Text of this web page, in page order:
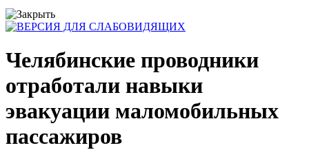
Челябинские проводники
отработали навыки
эвакуации маломобильных
пассажиров